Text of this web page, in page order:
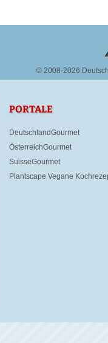
© 2008-2026
PORTALE
DeutschlandGourmet
ÖsterreichGourmet
SuisseGourmet
Plantscape Vegane